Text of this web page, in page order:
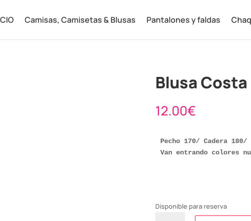
Camisas, Camisetas & Blusas Pantalones y faldas
Blusa Costa
12.00€
Pecho 170/ Cadera 180/
Van entrando colores
Disponible para reserva